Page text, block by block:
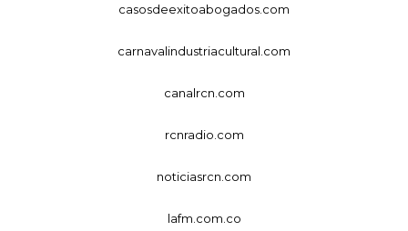
casosdeexitoabogados.com
carnavalindustriacultural.com
canalrcn.com
rcnradio.com
noticiasrcn.com
lafm.com.co